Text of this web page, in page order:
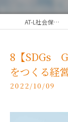
AT-L社会保険労務士法人
8【SDGs
をつくる経
2022/10/09